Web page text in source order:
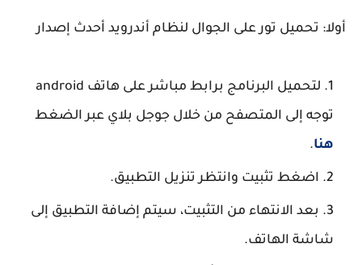
أولا: تحميل تور على الجوال لنظام أندرويد أحدث إصدار
لتحميل البرنامج برابط مباشر على هاتف android
توجه إلى المتصفح من خلال جوجل بلاي عبر الضغط
هنا.
اضغط تثبيت وانتظر تنزيل التطبيق.
بعد الانتهاء من التثبيت، سيتم إضافة التطبيق إلى
شاشة الهاتف.